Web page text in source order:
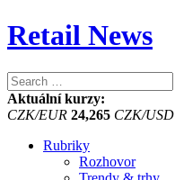
Retail News
Vyhledávání
Aktuální kurzy:
CZK/EUR 24,265 CZK/USD
Rubriky
Rozhovor